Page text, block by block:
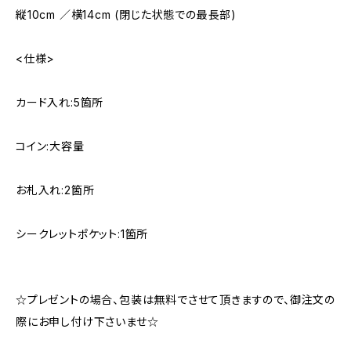
縦10cm ／横14cm (閉じた状態での最長部)
<仕様>
カード入れ:5箇所
コイン:大容量
お札入れ:2箇所
シークレットポケット:1箇所
☆プレゼントの場合、包装は無料でさせて頂きますので、御注文の
際にお申し付け下さいませ☆